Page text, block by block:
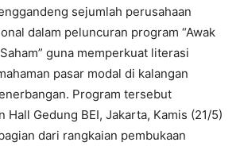
sejumlah perusahaan
dalam peluncuran program “Awak
guna memperkuat literasi
pasar modal di kalangan
Program tersebut
Hall Gedung BEI, Jakarta, Kamis (21/5)
dari rangkaian pembukaan